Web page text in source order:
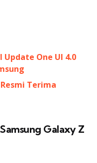
Update One UI 4.0
Terima
Galaxy Z